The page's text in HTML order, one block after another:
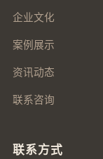
企业文化
案例展示
资讯动态
联系咨询
联系方式